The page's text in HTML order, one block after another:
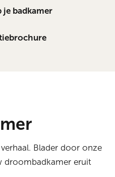
je badkamer
Blader door onze
droombadkamer eruit